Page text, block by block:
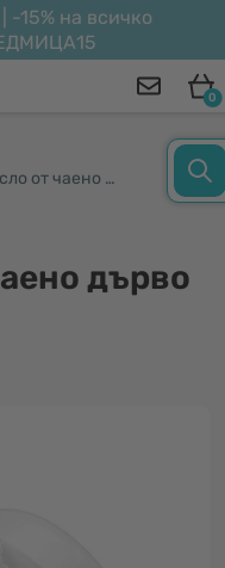
15% на всичко
0
Крем с масло от чаено дърво
дърво